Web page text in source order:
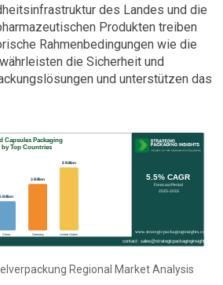
des Landes und die
Produkten treiben
Rahmenbedingungen wie die
die Sicherheit und
und unterstützen das
Regional Market Analysis